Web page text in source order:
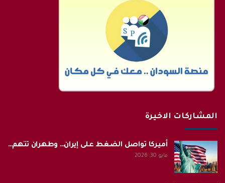
المشاركات الاخيرة
أميركا تواصل الضغط على إيران… وطهران تتهم…
مايو 30, 2026